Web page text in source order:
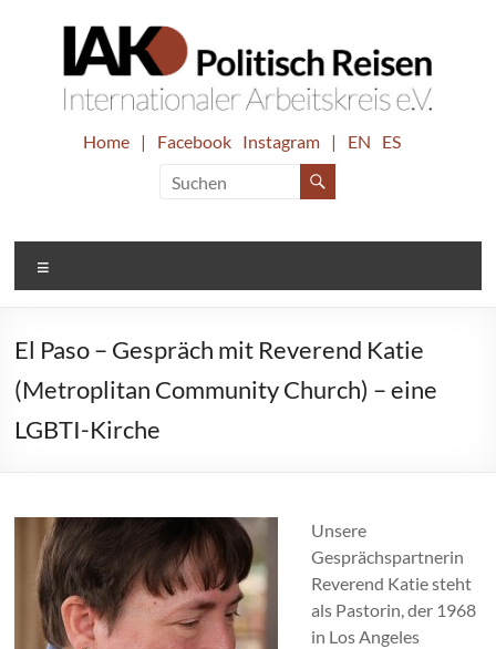
IAK.
Reisen
Internationaler
Home | Facebook Instagram | EN ES
El Paso – Gespräch mit Reverend Katie
(Metroplitan Community Church) – eine
LGBTI-Kirche
Unsere
Gesprächspartnerin
Reverend Katie steht
als Pastorin, der 1968
in Los Angeles